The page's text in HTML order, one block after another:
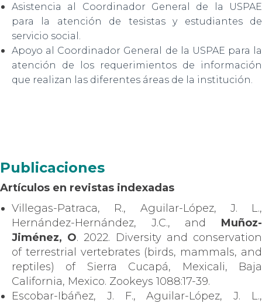
Asistencia al Coordinador General de la USPAE
para la atención de tesistas y estudiantes de
servicio social.
Apoyo al Coordinador General de la USPAE para la
atención de los requerimientos de información
que realizan las diferentes áreas de la institución.
Publicaciones
Artículos en revistas indexadas
Villegas-Patraca, R., Aguilar-López, J. L.,
Hernández-Hernández, J.C., and Muñoz-
Jiménez, O. 2022. Diversity and conservation
of terrestrial vertebrates (birds, mammals, and
reptiles) of Sierra Cucapá, Mexicali, Baja
California, Mexico. Zookeys 1088:17-39.
Escobar-Ibáñez, J. F., Aguilar-López, J. L.,